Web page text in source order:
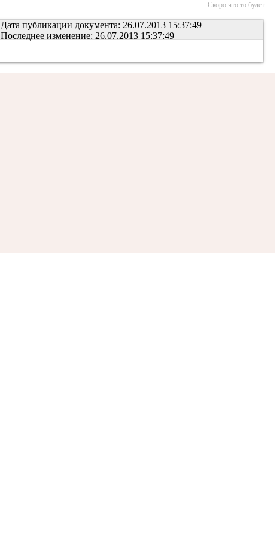
Скоро что то будет...
Дата публикации документа: 26.07.2013 15:37:49
Последнее изменение: 26.07.2013 15:37:49